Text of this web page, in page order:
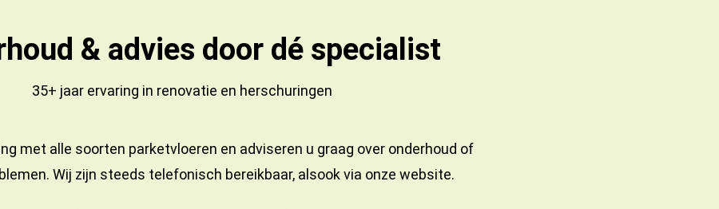
& advies door dé specialist
35+ jaar ervaring in renovatie en herschuringen
met alle soorten parketvloeren en adviseren u graag over onderhoud of
Wij zijn steeds telefonisch bereikbaar, alsook via onze website.